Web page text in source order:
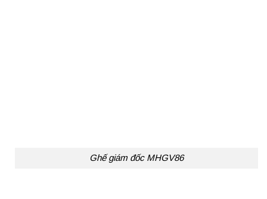
Ghế giám đốc MHGV86